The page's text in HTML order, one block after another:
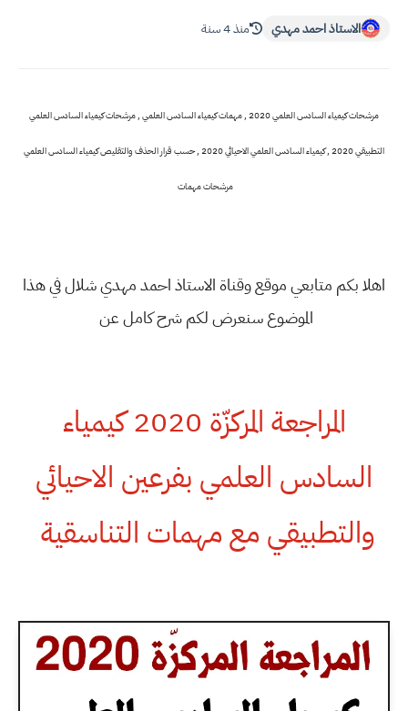
الاستاذ احمد مهدي منذ 4 سنة
مرشحات كيمياء السادس العلمي 2020 , مهمات كيمياء السادس العلمي , مرشحات كيمياء السادس العلمي
التطبيقي 2020 , كيمياء السادس العلمي الاحيائي 2020 , حسب قرار الحذف والتقليص كيمياء السادس العلمي
مرشحات مهمات
اهلا بكم متابعي موقع وقناة الاستاذ احمد مهدي شلال في هذا
الموضوع سنعرض لكم شرح كامل عن
المراجعة المركزّة 2020 كيمياء
السادس العلمي بفرعين الاحيائي
والتطبيقي مع مهمات التناسقية